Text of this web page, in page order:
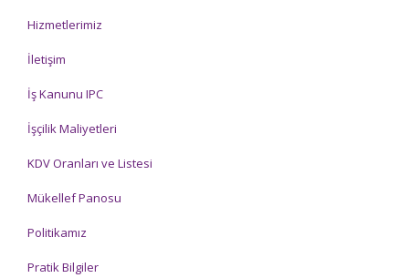
Hizmetlerimiz
İletişim
İş Kanunu IPC
İşçilik Maliyetleri
KDV Oranları ve Listesi
Mükellef Panosu
Politikamız
Pratik Bilgiler